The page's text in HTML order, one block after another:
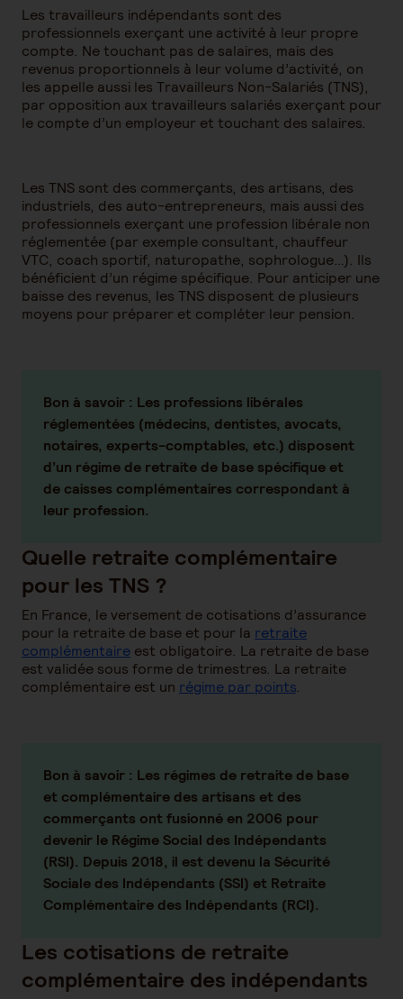
Les travailleurs indépendants sont des
professionnels exerçant une activité à leur propre
compte. Ne touchant pas de salaires, mais des
revenus proportionnels à leur volume d’activité, on
les appelle aussi les Travailleurs Non-Salariés (TNS),
par opposition aux travailleurs salariés exerçant pour
le compte d’un employeur et touchant des salaires.
Les TNS sont des commerçants, des artisans, des
industriels, des auto-entrepreneurs, mais aussi des
professionnels exerçant une profession libérale non
réglementée (par exemple consultant, chauffeur
VTC, coach sportif, naturopathe, sophrologue…). Ils
bénéficient d’un régime spécifique. Pour anticiper une
baisse des revenus, les TNS disposent de plusieurs
moyens pour préparer et compléter leur pension.
Bon à savoir : Les professions libérales
réglementées (médecins, dentistes, avocats,
notaires, experts-comptables, etc.) disposent
d’un régime de retraite de base spécifique et
de caisses complémentaires correspondant à
leur profession.
Quelle retraite complémentaire
pour les TNS ?
En France, le versement de cotisations d’assurance
pour la retraite de base et pour la retraite
complémentaire est obligatoire. La retraite de base
est validée sous forme de trimestres. La retraite
complémentaire est un régime par points.
Bon à savoir : Les régimes de retraite de base
et complémentaire des artisans et des
commerçants ont fusionné en 2006 pour
devenir le Régime Social des Indépendants
(RSI). Depuis 2018, il est devenu la Sécurité
Sociale des Indépendants (SSI) et Retraite
Complémentaire des Indépendants (RCI).
Les cotisations de retraite
complémentaire des indépendants